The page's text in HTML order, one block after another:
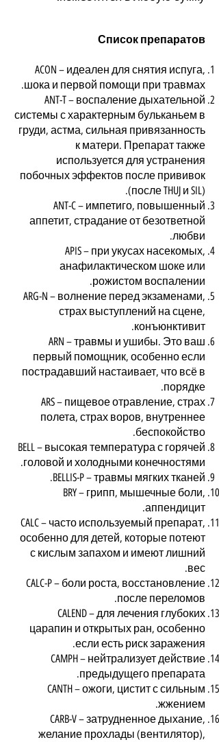
Список препаратов
ACON – идеален для снятия испуга,
шока и первой помощи при травмах.
ANT-T – воспаление дыхательной
системы с характерным бульканьем в
груди, астма, сильная привязанность
к матери. Препарат также
используется для устранения
побочных эффектов после прививок
(после THUJ и SIL).
ANT-C – импетиго, повышенный
аппетит, страдание от безответной
любви.
APIS – при укусах насекомых,
анафилактическом шоке или
рожистом воспалении.
ARG-N – волнение перед экзаменами,
страх выступлений на сцене,
конъюнктивит.
ARN – травмы и ушибы. Это ваш
первый помощник, особенно если
пострадавший настаивает, что всё в
порядке.
ARS – пищевое отравление, страх
полета, страх воров, внутреннее
беспокойство.
BELL – высокая температура с горячей
головой и холодными конечностями.
BELLIS-P – травмы мягких тканей.
BRY – грипп, мышечные боли,
аппендицит.
CALC – часто используемый препарат,
особенно для детей, которые потеют
с кислым запахом и имеют лишний
вес.
CALC-P – боли роста, восстановление
после переломов.
CALEND – для лечения глубоких
царапин и открытых ран, особенно
если есть риск заражения.
CAMPH – нейтрализует действие
предыдущего препарата.
CANTH – ожоги, цистит с сильным
жжением.
CARB-V – затрудненное дыхание,
желание прохлады (вентилятор),